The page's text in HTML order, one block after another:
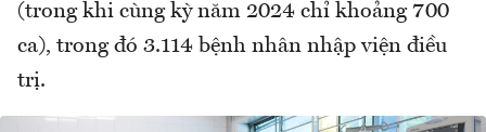
(trong khi cùng kỳ năm 2024 chỉ khoảng 700
ca), trong đó 3.114 bệnh nhân nhập viện điều
trị.